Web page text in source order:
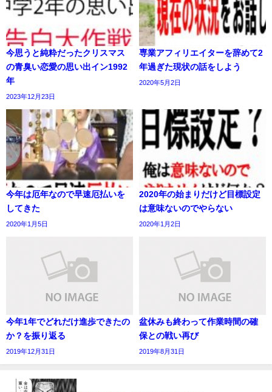
今思うと純粋だったクリスマス
の青臭い恋愛の思い出イン1992
年
2023年12月23日
専業アフィリエイターを辞めて2
年過ぎた現状の話をしよう
2020年5月2日
今年は厄年なので早速厄払いを
してきた
2020年1月5日
2020年の始まりだけど目標設定
は意味ないのでやらない
2020年1月2日
今年1年でどれだけ進歩できたの
か？を振り返る
2019年12月31日
盆休みも終わって作業時間の確
保との戦い再び
2019年8月31日